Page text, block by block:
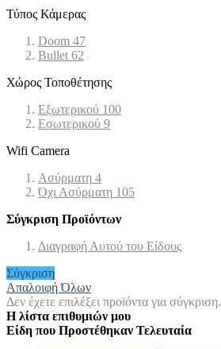
Τύπος Κάμερας
Doom 47
Bullet 62
Χώρος Τοποθέτησης
Εξωτερικού 100
Εσωτερικού 9
Wifi Camera
Ασύρματη 4
Όχι Ασύρματη 105
Σύγκριση Προϊόντων
Διαγραφή Αυτού του Είδους
Σύγκριση
Απαλοιφή Όλων
Δεν έχετε επιλέξει προϊόντα για σύγκριση.
Η λίστα επιθυμιών μου
Είδη που Προστέθηκαν Τελευταία